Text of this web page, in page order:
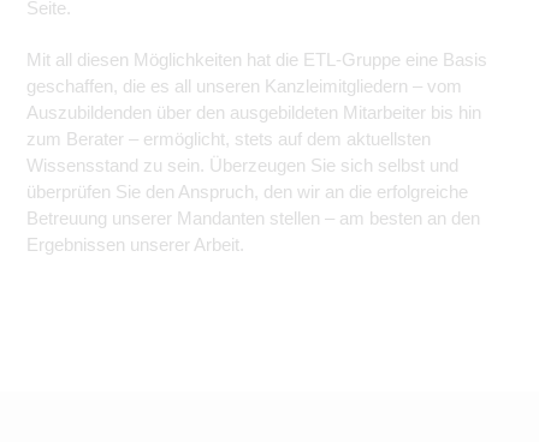
Seite.
Mit all diesen Möglichkeiten hat die ETL-Gruppe eine Basis
geschaffen, die es all unseren Kanzleimitgliedern – vom
Auszubildenden über den ausgebildeten Mitarbeiter bis hin
zum Berater – ermöglicht, stets auf dem aktuellsten
Wissensstand zu sein. Überzeugen Sie sich selbst und
überprüfen Sie den Anspruch, den wir an die erfolgreiche
Betreuung unserer Mandanten stellen – am besten an den
Ergebnissen unserer Arbeit.